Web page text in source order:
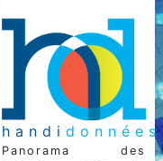
handi données
Panorama des